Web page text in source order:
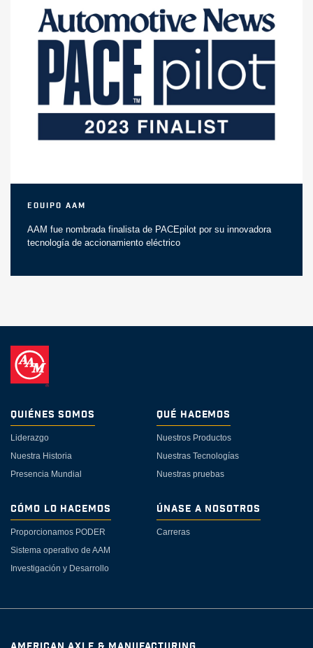
Equipo AAM
AAM fue nombrada finalista de PACEpilot por su innovadora
tecnología de accionamiento eléctrico
Quiénes Somos
Liderazgo
Nuestra Historia
Presencia Mundial
Qué Hacemos
Nuestros Productos
Nuestras Tecnologías
Nuestras pruebas
Cómo lo Hacemos
Proporcionamos PODER
Sistema operativo de AAM
Investigación y Desarrollo
Únase a Nosotros
Carreras